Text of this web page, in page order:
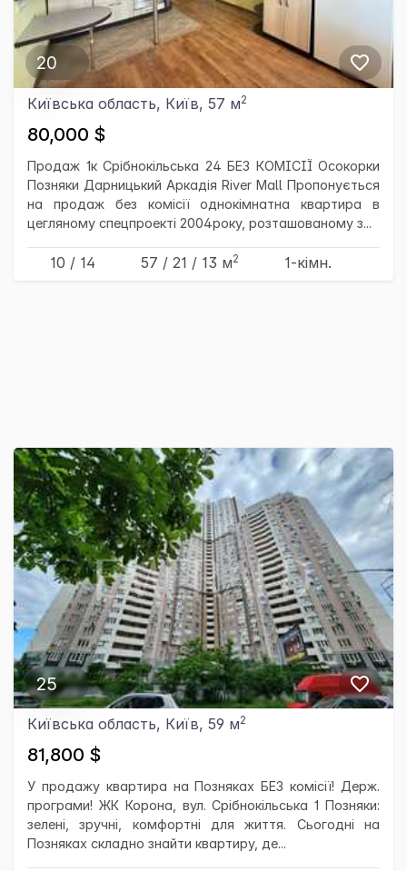
20
Київська область, Київ, 57 м2
80,000 $
Продаж 1к Срібнокільська 24 БЕЗ КОМІСІЇ Осокорки
Позняки Дарницький Аркадія River Mall Пропонується
на продаж без комісії однокімнатна квартира в
цегляному спецпроекті 2004року, розташованому з...
10 / 14 57 / 21 / 13 м2 1-кімн.
25
Київська область, Київ, 59 м2
81,800 $
У продажу квартира на Позняках БЕЗ комісії! Держ.
програми! ЖК Корона, вул. Срібнокільська 1 Позняки:
зелені, зручні, комфортні для життя. Сьогодні на
Позняках складно знайти квартиру, де...